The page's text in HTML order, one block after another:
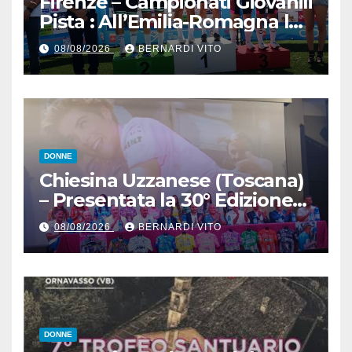
Pista : All’Emilia-Romagna la
Maglia Tricolore Madison
“Donne Allieve”
08/08/2026 BERNARDI VITO
DONNE
Chiesina Uzzanese (Toscana)
– Presentata la 30° Edizione
del Giro della Toscana
Femminile : Si disputerà dal
27 al 30 Agosto 2026
08/08/2026 BERNARDI VITO
DONNE